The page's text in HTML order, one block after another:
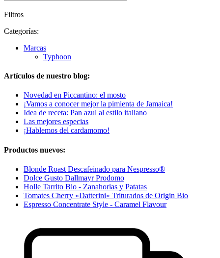
Filtros
Categorías:
Marcas
Typhoon
Artículos de nuestro blog:
Novedad en Piccantino: el mosto
¡Vamos a conocer mejor la pimienta de Jamaica!
Idea de receta: Pan azul al estilo italiano
Las mejores especias
¡Hablemos del cardamomo!
Productos nuevos:
Blonde Roast Descafeinado para Nespresso®
Dolce Gusto Dallmayr Prodomo
Holle Tarrito Bio - Zanahorias y Patatas
Tomates Cherry «Datterini» Triturados de Origin Bio
Espresso Concentrate Style - Caramel Flavour